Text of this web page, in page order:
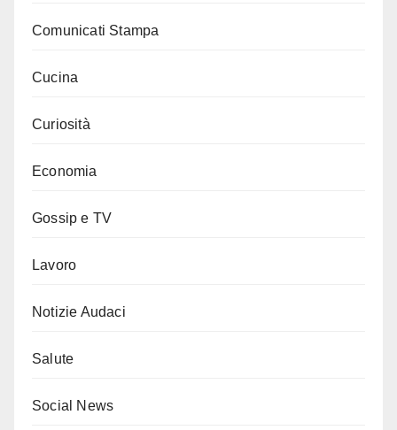
Comunicati Stampa
Cucina
Curiosità
Economia
Gossip e TV
Lavoro
Notizie Audaci
Salute
Social News